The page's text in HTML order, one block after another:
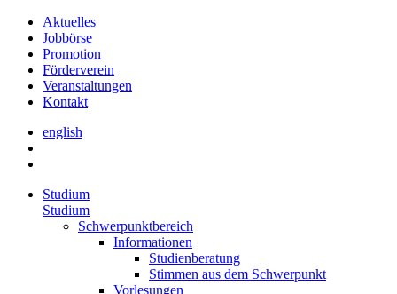
Aktuelles
Jobbörse
Promotion
Förderverein
Veranstaltungen
Kontakt
english
Studium
Studium
Schwerpunktbereich
Informationen
Studienberatung
Stimmen aus dem Schwerpunkt
Vorlesungen